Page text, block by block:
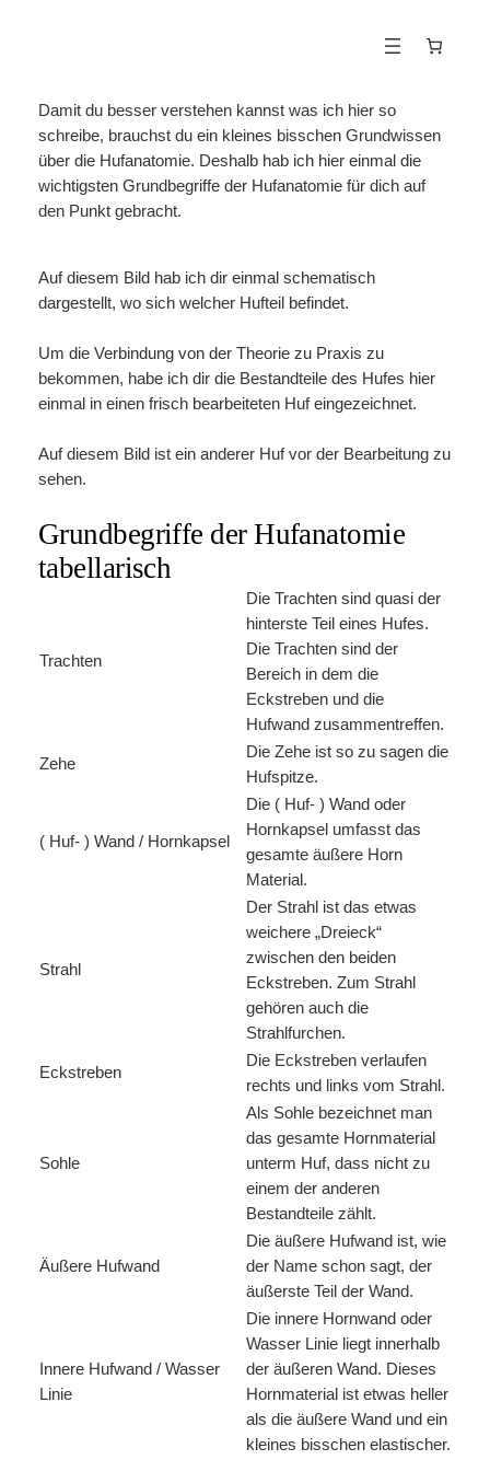
Damit du besser verstehen kannst was ich hier so
schreibe, brauchst du ein kleines bisschen Grundwissen
über die Hufanatomie. Deshalb hab ich hier einmal die
wichtigsten Grundbegriffe der Hufanatomie für dich auf
den Punkt gebracht.
Auf diesem Bild hab ich dir einmal schematisch
dargestellt, wo sich welcher Hufteil befindet.
Um die Verbindung von der Theorie zu Praxis zu
bekommen, habe ich dir die Bestandteile des Hufes hier
einmal in einen frisch bearbeiteten Huf eingezeichnet.
Auf diesem Bild ist ein anderer Huf vor der Bearbeitung zu
sehen.
Grundbegriffe der Hufanatomie
tabellarisch
Trachten
Die Trachten sind quasi der
hinterste Teil eines Hufes.
Die Trachten sind der
Bereich in dem die
Eckstreben und die
Hufwand zusammentreffen.
Zehe
Die Zehe ist so zu sagen die
Hufspitze.
( Huf- ) Wand / Hornkapsel
Die ( Huf- ) Wand oder
Hornkapsel umfasst das
gesamte äußere Horn
Material.
Strahl
Der Strahl ist das etwas
weichere „Dreieck“
zwischen den beiden
Eckstreben. Zum Strahl
gehören auch die
Strahlfurchen.
Eckstreben
Die Eckstreben verlaufen
rechts und links vom Strahl.
Sohle
Als Sohle bezeichnet man
das gesamte Hornmaterial
unterm Huf, dass nicht zu
einem der anderen
Bestandteile zählt.
Äußere Hufwand
Die äußere Hufwand ist, wie
der Name schon sagt, der
äußerste Teil der Wand.
Innere Hufwand / Wasser
Linie
Die innere Hornwand oder
Wasser Linie liegt innerhalb
der äußeren Wand. Dieses
Hornmaterial ist etwas heller
als die äußere Wand und ein
kleines bisschen elastischer.